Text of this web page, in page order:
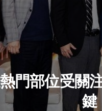
門部位受關
鍵